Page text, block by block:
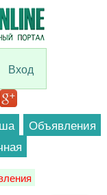
Вход
Объявления